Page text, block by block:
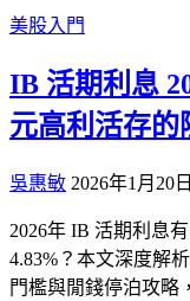
美股入門
IB 活期利息
元高利活存的
吳惠敏 2026年1月20日
2026年 IB 活期利息
4.83%？本文深度解
門檻與閒錢停泊攻略